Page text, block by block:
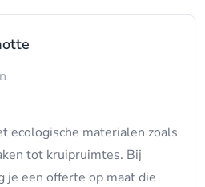
ecologische materialen zoals
tot kruipruimtes. Bij
een offerte op maat die